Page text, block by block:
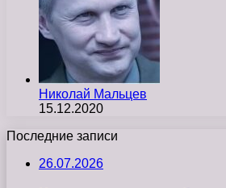
Николай Мальцев
15.12.2020
Последние записи
26.07.2026